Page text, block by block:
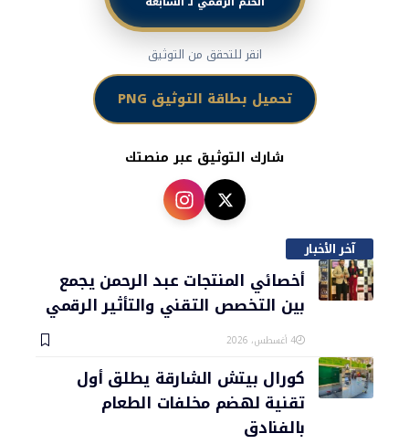
انقر للتحقق من التوثيق
تحميل بطاقة التوثيق PNG
شارك التوثيق عبر منصتك
آخر الأخبار
أخصائي المنتجات عبد الرحمن يجمع
بين التخصص التقني والتأثير الرقمي
4 أغسطس، 2026
كورال بيتش الشارقة يطلق أول
تقنية لهضم مخلفات الطعام
بالفنادق